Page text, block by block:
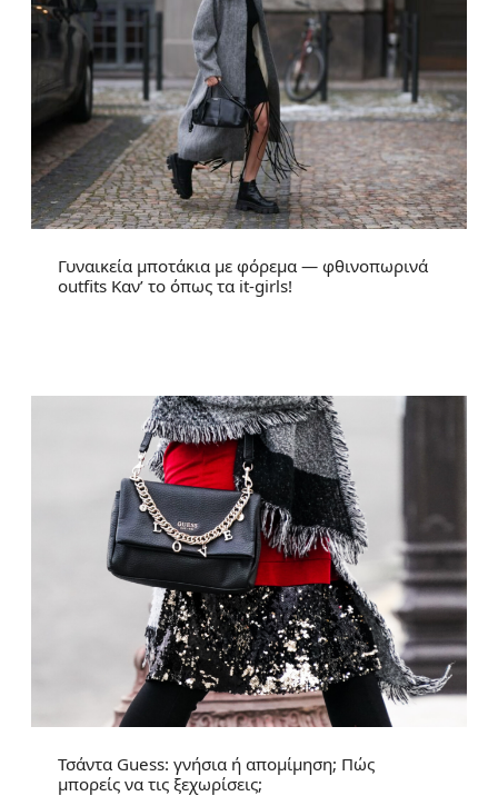
Γυναικεία μποτάκια με φόρεμα — φθινοπωρινά
outfits Καν’ το όπως τα it-girls!
Τσάντα Guess: γνήσια ή απομίμηση; Πώς
μπορείς να τις ξεχωρίσεις;